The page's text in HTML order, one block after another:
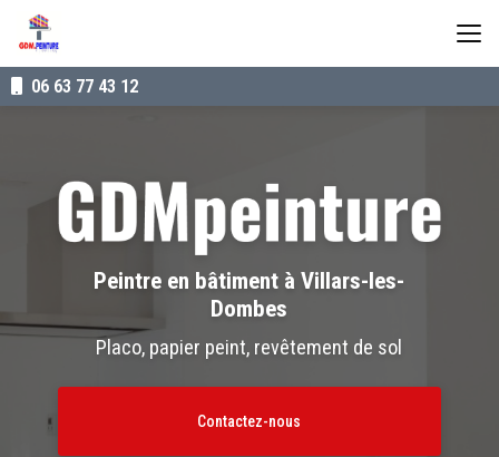
contenu
principal
06 63 77 43 12
Peintre en bâtiment à Villars-les-
Dombes
Placo, papier peint, revêtement de sol
Contactez-nous